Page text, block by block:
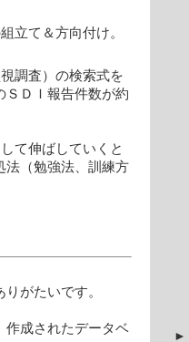
立て＆方向付け。
調査）の検索式を
ＳＤＩ報告件数が約
て伸ばしていくと
法（勉強法、訓練方
がたいです。
作成されたデータベ
►